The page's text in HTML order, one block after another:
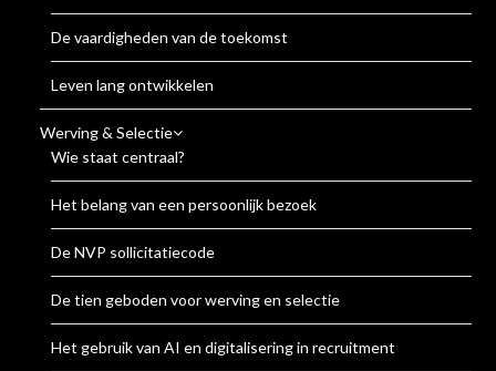
De vaardigheden van de toekomst
Leven lang ontwikkelen
Werving & Selectie
Wie staat centraal?
Het belang van een persoonlijk bezoek
De NVP sollicitatiecode
De tien geboden voor werving en selectie
Het gebruik van AI en digitalisering in recruitment